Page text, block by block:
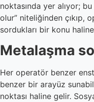
noktasında yer alıyor;
olur” niteliğinden çıkıp,
sordukları bir konu
Metalaşma
Her operatör benzer
benzer bir arayüz
noktası haline gelir.